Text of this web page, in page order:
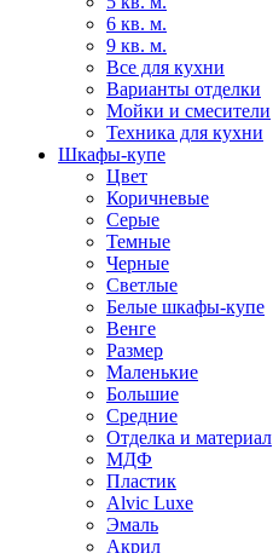
6 кв. м.
9 кв. м.
Все для кухни
Варианты отделки
Мойки и смесители
Техника для кухни
Шкафы-купе
Цвет
Коричневые
Серые
Темные
Черные
Светлые
Белые шкафы-купе
Венге
Размер
Маленькие
Большие
Средние
Отделка и материал
МДФ
Пластик
Alvic Luxe
Эмаль
Акрил